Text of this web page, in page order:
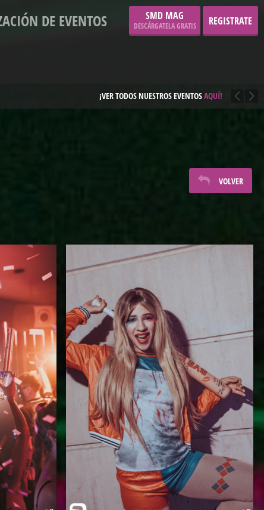
DE EVENTOS SMD MAG
DESCÁRGATELA GRATIS REGISTRATE
INNUMERABLES VENTAJAS DE SER MIEMBRO DE EL CLUB UMBRACLE.
VOLVER